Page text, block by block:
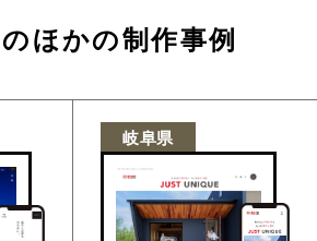
のほかの制作事例
岐阜県